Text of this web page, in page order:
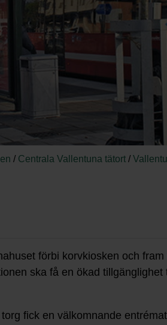
/ Centrala Vallentuna tätort /
förbi korvkiosken och
ska få en ökad
fick en välkomnande